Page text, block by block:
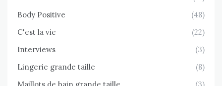
Body Positive
(48)
C'est la vie
(22)
Interviews
(3)
Lingerie grande taille
(8)